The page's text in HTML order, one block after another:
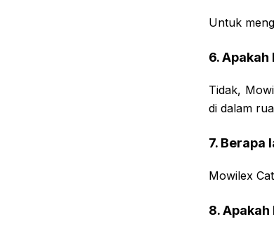
Untuk
6.
Tidak,
di dalam
7. Berapa
Mowilex
8.